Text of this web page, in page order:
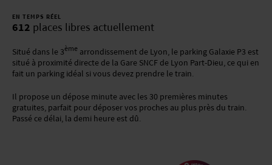
EN TEMPS RÉEL
612 places libres actuellement
Situé dans le 3ème arrondissement de Lyon, le parking Galaxie P3 est
situé à proximité directe de la Gare SNCF de Lyon Part-Dieu, ce qui en
fait un parking idéal si vous devez prendre le train.
Il propose un dépose minute avec les 30 premières minutes
gratuites, parfait pour déposer vos proches au plus près du train.
Passé ce délai, la demi heure est dû.